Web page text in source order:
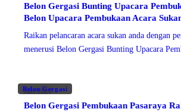
Belon Gergasi Bunting Upacara
Belon Upacara Pembukaan Acara
Raikan pelancaran acara sukan anda dengan
menerusi Belon Gergasi Bunting Upacara
berkekalan.
Belon Gergasi
Mei 2024
Belon Gergasi Pembukaan Pasaraya